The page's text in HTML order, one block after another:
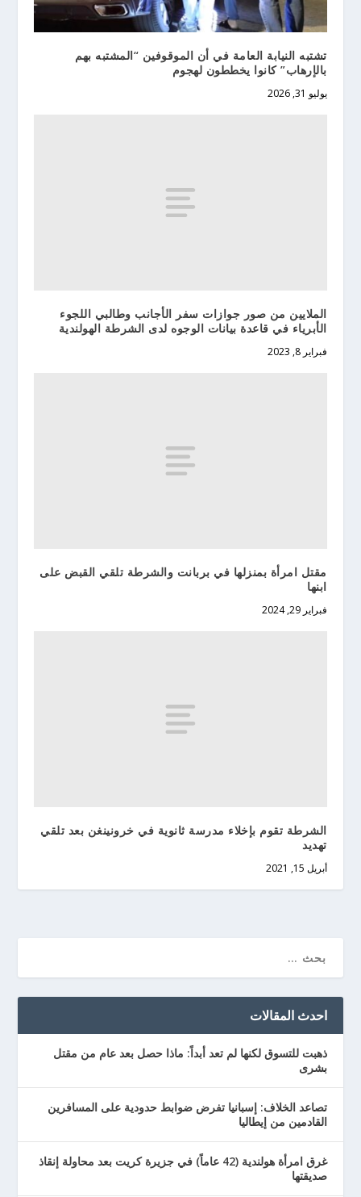
تشتبه النيابة العامة في أن الموقوفين “المشتبه بهم
بالإرهاب” كانوا يخططون لهجوم
يوليو 31, 2026
الملايين من صور جوازات سفر الأجانب وطالبي اللجوء
الأبرياء في قاعدة بيانات الوجوه لدى الشرطة الهولندية
فبراير 8, 2023
مقتل امرأة بمنزلها في بربانت والشرطة تلقي القبض على
ابنها
فبراير 29, 2024
الشرطة تقوم بإخلاء مدرسة ثانوية في خرونينغن بعد تلقي
تهديد
أبريل 15, 2021
احدث المقالات
ذهبت للتسوق لكنها لم تعد أبداً: ماذا حصل بعد عام من مقتل
بشرى
تصاعد الخلاف: إسبانيا تفرض ضوابط حدودية على المسافرين
القادمين من إيطاليا
غرق امرأة هولندية (42 عاماً) في جزيرة كريت بعد محاولة إنقاذ
صديقتها